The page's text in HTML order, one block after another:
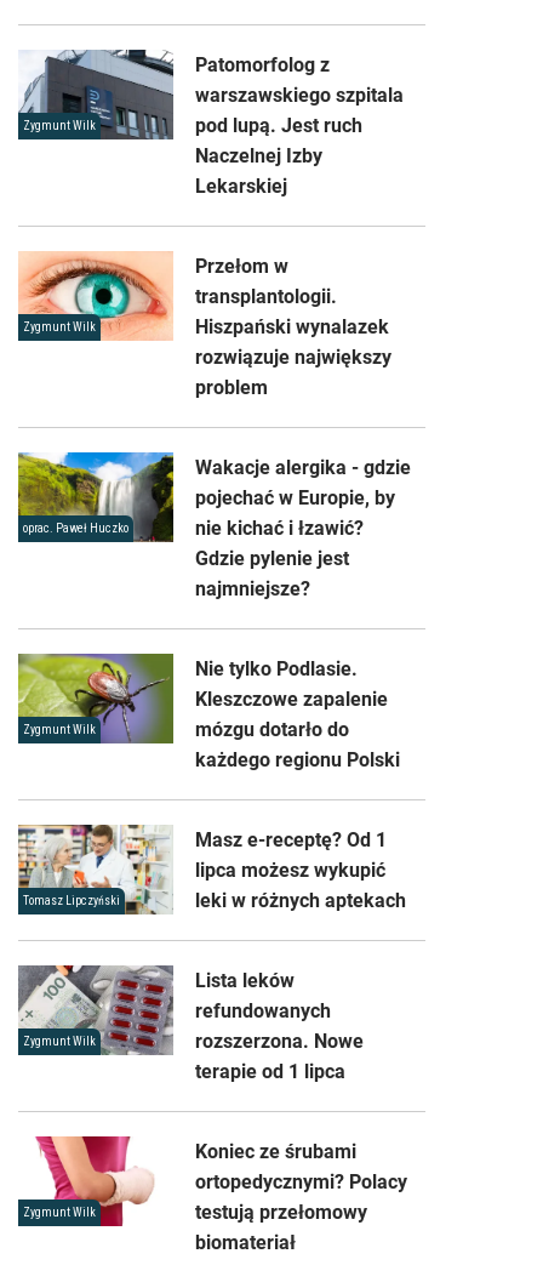
Zygmunt Wilk
Patomorfolog z
warszawskiego szpitala
pod lupą. Jest ruch
Naczelnej Izby
Lekarskiej
Zygmunt Wilk
Przełom w
transplantologii.
Hiszpański wynalazek
rozwiązuje największy
problem
oprac. Paweł Huczko
Wakacje alergika - gdzie
pojechać w Europie, by
nie kichać i łzawić?
Gdzie pylenie jest
najmniejsze?
Zygmunt Wilk
Nie tylko Podlasie.
Kleszczowe zapalenie
mózgu dotarło do
każdego regionu Polski
Tomasz Lipczyński
Masz e-receptę? Od 1
lipca możesz wykupić
leki w różnych aptekach
Zygmunt Wilk
Lista leków
refundowanych
rozszerzona. Nowe
terapie od 1 lipca
Zygmunt Wilk
Koniec ze śrubami
ortopedycznymi? Polacy
testują przełomowy
biomateriał